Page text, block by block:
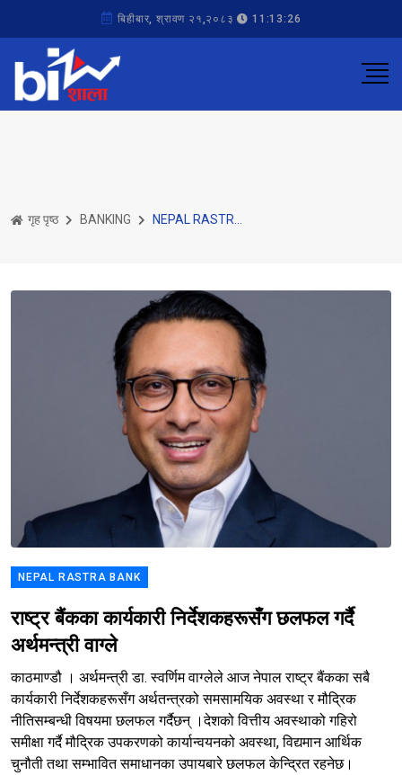
बिहीबार, श्रावण २१,२०८३ 11:13:26
गृह पृष्ठ BANKING
NEPAL RASTRA BANK
राष्ट्र बैंकका कार्यकारी निर्देशकहरूसँग छलफल गर्दै
अर्थमन्त्री वाग्ले
काठमाण्डौ । अर्थमन्त्री डा. स्वर्णिम वाग्लेले आज नेपाल राष्ट्र बैंकका सबै
कार्यकारी निर्देशकहरूसँग अर्थतन्त्रको समसामयिक अवस्था र मौद्रिक
नीतिसम्बन्धी विषयमा छलफल गर्दैछन् ।देशको वित्तीय अवस्थाको गहिरो
समीक्षा गर्दै मौद्रिक उपकरणको कार्यान्वयनको अवस्था, विद्यमान आर्थिक
चुनौती तथा सम्भावित समाधानका उपायबारे छलफल केन्द्रित रहनेछ।